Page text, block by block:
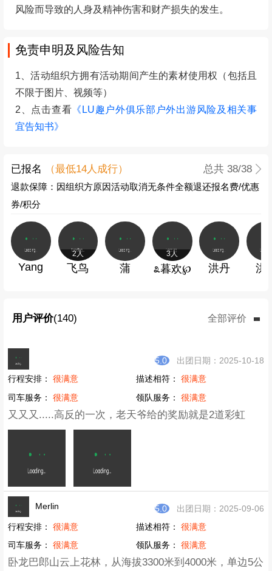
风险而导致的人身及精神伤害和财产损失的发生。
免责申明及风险告知
1、活动组织方拥有活动期间产生的素材使用权（包括且
不限于图片、视频等）
2、点击查看 《LU趣户外俱乐部户外出游风险及相关事
宜告知书》
已报名 （最低14人成行） 总共38/38
退款保障：因组织方原因活动取消无条件全额退还报名费/优惠
券/积分
Yang
2人
飞鸟 蒲
3人
೩暮欢℘ 洪丹 洪
用户评价(140) 全部评价
5.0
出团日期：2025-10-18
行程安排：很满意 描述相符： 很满意
司车服务：很满意 领队服务： 很满意
又又又.....高反的一次，老天爷给的奖励就是2道彩虹
Merlin 5.0
出团日期：2025-09-06
行程安排：很满意 描述相符： 很满意
司车服务：很满意 领队服务： 很满意
卧龙巴郎山云上花林，从海拔3300米到4000米，单边5公